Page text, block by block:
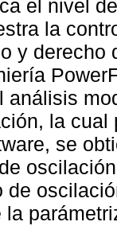
el nivel
la
y derecho
la
se
de
la